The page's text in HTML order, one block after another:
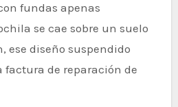
fundas apenas
se cae sobre un suelo
ese diseño suspendido
factura de reparación de